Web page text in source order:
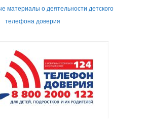
материалы о деятельности детского
телефона доверия